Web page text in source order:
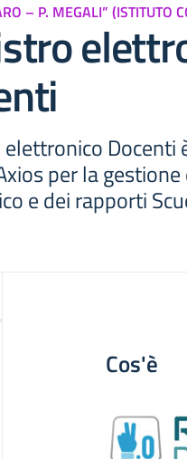
– P. MEGALI” (ISTITUTO
elettronico
per la
e dei rapporti
Cos'è